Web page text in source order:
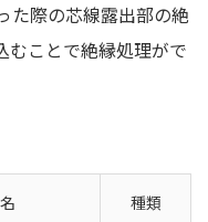
た際の芯線露出部の絶
むことで絶縁処理がで
種類